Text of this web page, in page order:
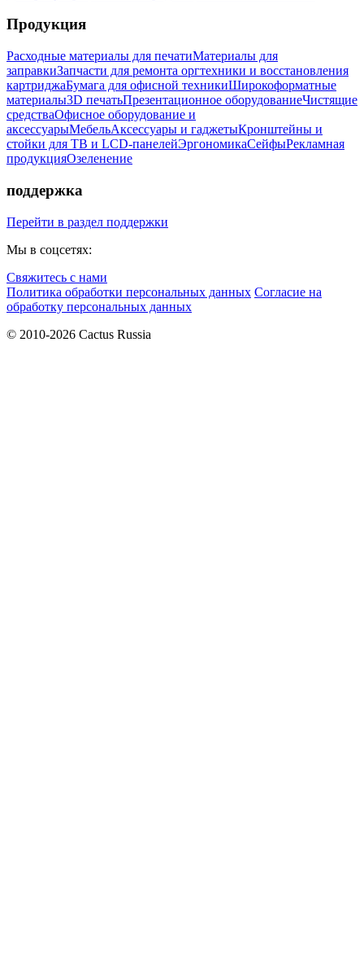
Продукция
Расходные материалы для печатиМатериалы для
заправкиЗапчасти для ремонта оргтехники и восстановления
картриджаБумага для офисной техникиШирокоформатные
материалы3D печатьПрезентационное оборудованиеЧистящие
средстваОфисное оборудование и
аксессуарыМебельАксессуары и гаджетыКронштейны и
стойки для ТВ и LCD-панелейЭргономикаСейфыРекламная
продукцияОзеленение
поддержка
Перейти в раздел поддержки
Мы в соцсетях:
Свяжитесь с нами
Политика обработки персональных данных Согласие на
обработку персональных данных
© 2010-2026 Cactus Russia